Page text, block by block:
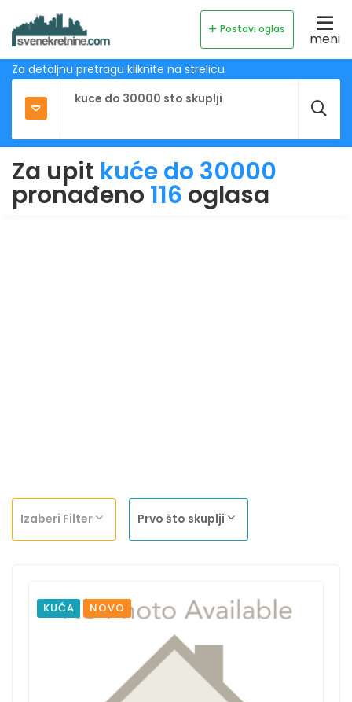
Postavi oglas
meni
Za detaljnu pretragu kliknite na strelicu
Za upit kuće do 30000
pronađeno 116 oglasa
Izaberi Filter Prvo što skuplji
KUĆA NOVO